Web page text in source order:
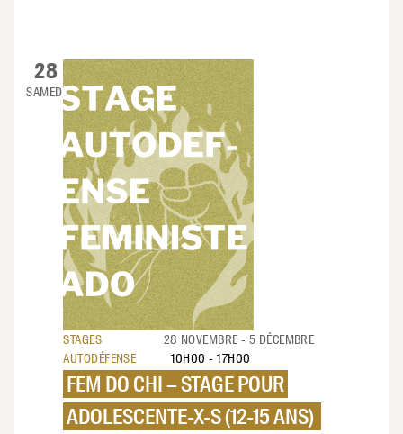
28
SAMEDI
STAGES
AUTODÉFENSE
28 NOVEMBRE- 5 DÉCEMBRE
10H00 -17H00
FEM DO CHI – STAGE POUR
ADOLESCENTE-X-S (12-15 ANS)